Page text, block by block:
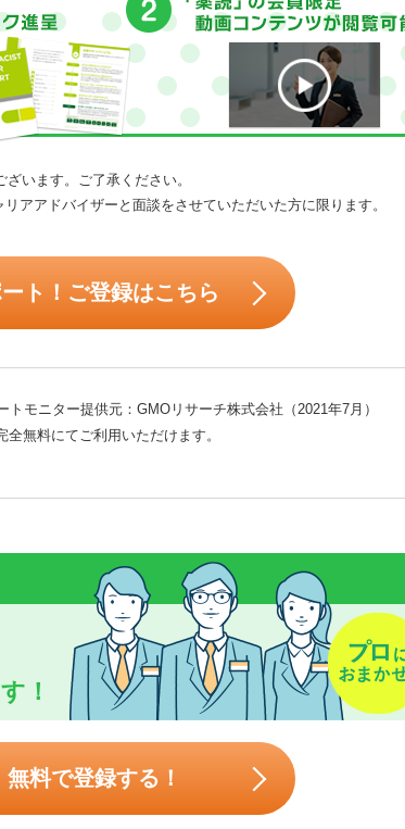
います。ご了承ください。
アアドバイザーと面談をさせていただいた方に限ります。
ト！ご登録はこちら
モニター提供元：GMOリサーチ株式会社（2021年7月）
無料にてご利用いただけます。
！
無料で登録する！